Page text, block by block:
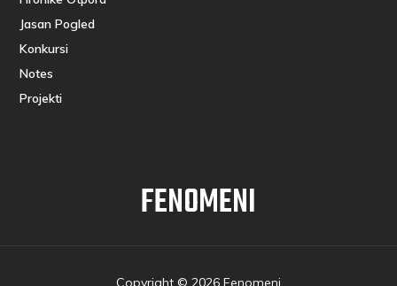
Jasan Pogled
Konkursi
Notes
Projekti
FENOMENI
Copyright © 2026 Fenomeni